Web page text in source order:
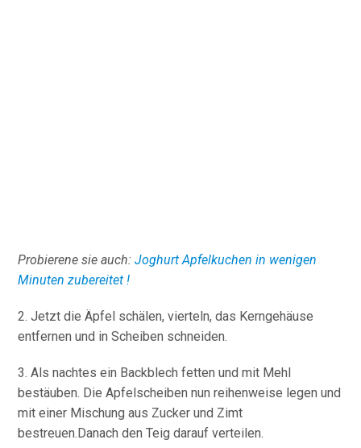
Probierene sie auch:Joghurt Apfelkuchen in wenigen
Minuten zubereitet !
2. Jetzt die Äpfel schälen, vierteln, das Kerngehäuse
entfernen und in Scheiben schneiden.
3. Als nachtes ein Backblech fetten und mit Mehl
bestäuben. Die Apfelscheiben nun reihenweise legen und
mit einer Mischung aus Zucker und Zimt
bestreuen.Danach den Teig darauf verteilen.